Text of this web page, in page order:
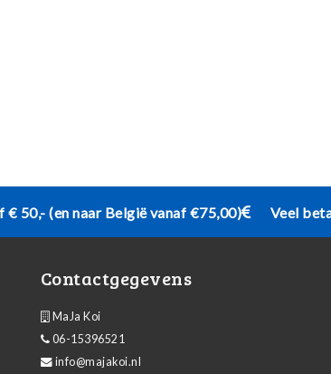
€ 50,- (en naar België vanaf €75,00) Veel
Contactgegevens
MaJa Koi
06-15396521
info@majakoi.nl